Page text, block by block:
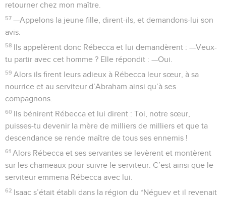
retourner chez mon maître.
57 —Appelons la jeune fille, dirent-ils, et demandons-lui son
avis.
58 Ils appelèrent donc Rébecca et lui demandèrent : —Veux-
tu partir avec cet homme ? Elle répondit : —Oui.
59 Alors ils firent leurs adieux à Rébecca leur sœur, à sa
nourrice et au serviteur d’Abraham ainsi qu’à ses
compagnons.
60 Ils bénirent Rébecca et lui dirent : Toi, notre sœur,
puisses-tu devenir la mère de milliers de milliers et que ta
descendance se rende maître de tous ses ennemis !
61 Alors Rébecca et ses servantes se levèrent et montèrent
sur les chameaux pour suivre le serviteur. C’est ainsi que le
serviteur emmena Rébecca avec lui.
62 Isaac s’était établi dans la région du *Néguev et il revenait